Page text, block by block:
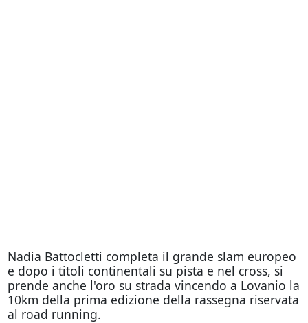
Nadia Battocletti completa il grande slam europeo
e dopo i titoli continentali su pista e nel cross, si
prende anche l'oro su strada vincendo a Lovanio la
10km della prima edizione della rassegna riservata
al road running.